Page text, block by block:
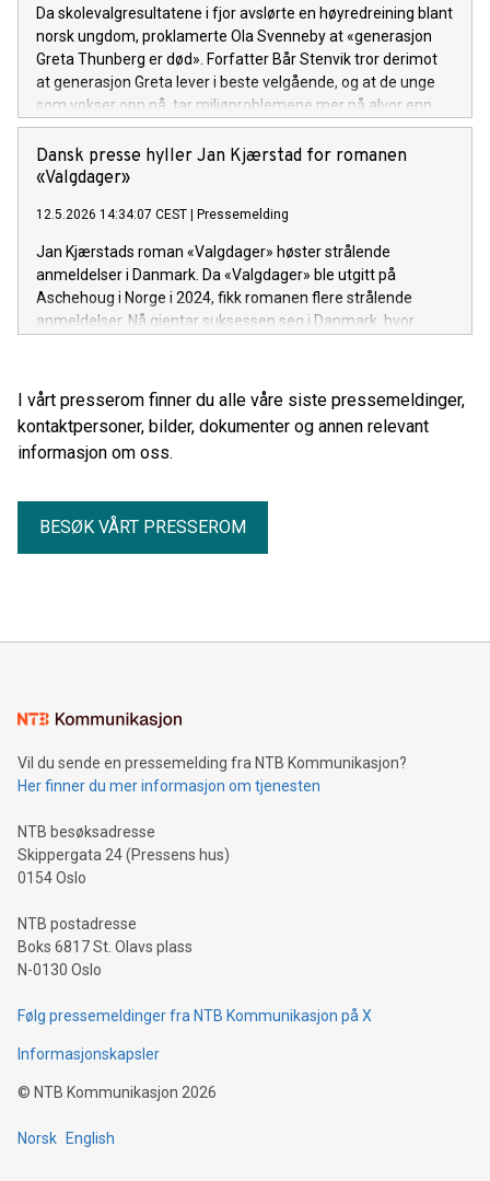
Da skolevalgresultatene i fjor avslørte en høyredreining blant
norsk ungdom, proklamerte Ola Svenneby at «generasjon
Greta Thunberg er død». Forfatter Bår Stenvik tror derimot
at generasjon Greta lever i beste velgående, og at de unge
som vokser opp nå, tar miljøproblemene mer på alvor enn
tidligere generasjoner. Derfor har han samlet 20
inspirerende fortellinger om mennesker som bestemte seg
for å gjøre noe.
Dansk presse hyller Jan Kjærstad for romanen
«Valgdager»
12.5.2026 14:34:07 CEST | Pressemelding
Jan Kjærstads roman «Valgdager» høster strålende
anmeldelser i Danmark. Da «Valgdager» ble utgitt på
Aschehoug i Norge i 2024, fikk romanen flere strålende
anmeldelser. Nå gjentar suksessen seg i Danmark, hvor
I vårt presserom finner du alle våre siste pressemeldinger,
kontaktpersoner, bilder, dokumenter og annen relevant
informasjon om oss.
BESØK VÅRT PRESSEROM
Vil du sende en pressemelding fra NTB Kommunikasjon?
Her finner du mer informasjon om tjenesten
NTB besøksadresse
Skippergata 24 (Pressens hus)
0154 Oslo
NTB postadresse
Boks 6817 St. Olavs plass
N-0130 Oslo
Følg pressemeldinger fra NTB Kommunikasjon på X
Informasjonskapsler
© NTB Kommunikasjon 2026
Norsk English